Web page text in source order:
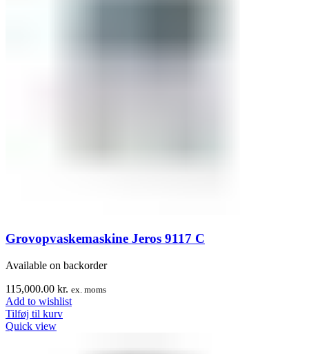
Grovopvaskemaskine Jeros 9117 C
Available on backorder
115,000.00 kr. ex. moms
Add to wishlist
Tilføj til kurv
Quick view